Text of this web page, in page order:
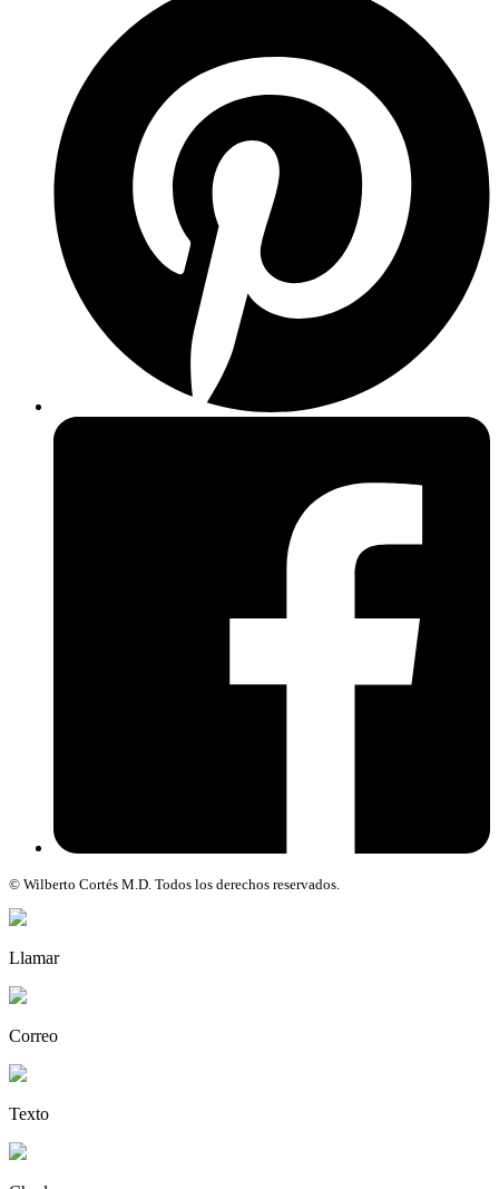
© Wilberto Cortés M.D. Todos los derechos reservados.
Llamar
Correo
Texto